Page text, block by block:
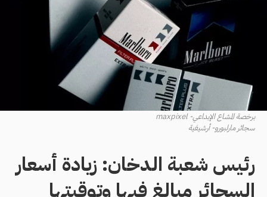
برخصة المشاع الإبداعي- maxpixel
سجائر مارلبورو- أرشيفية
رئيس شعبة الدخان: زيادة أسعار
السجائر مبالغ فيها وتوقيتها